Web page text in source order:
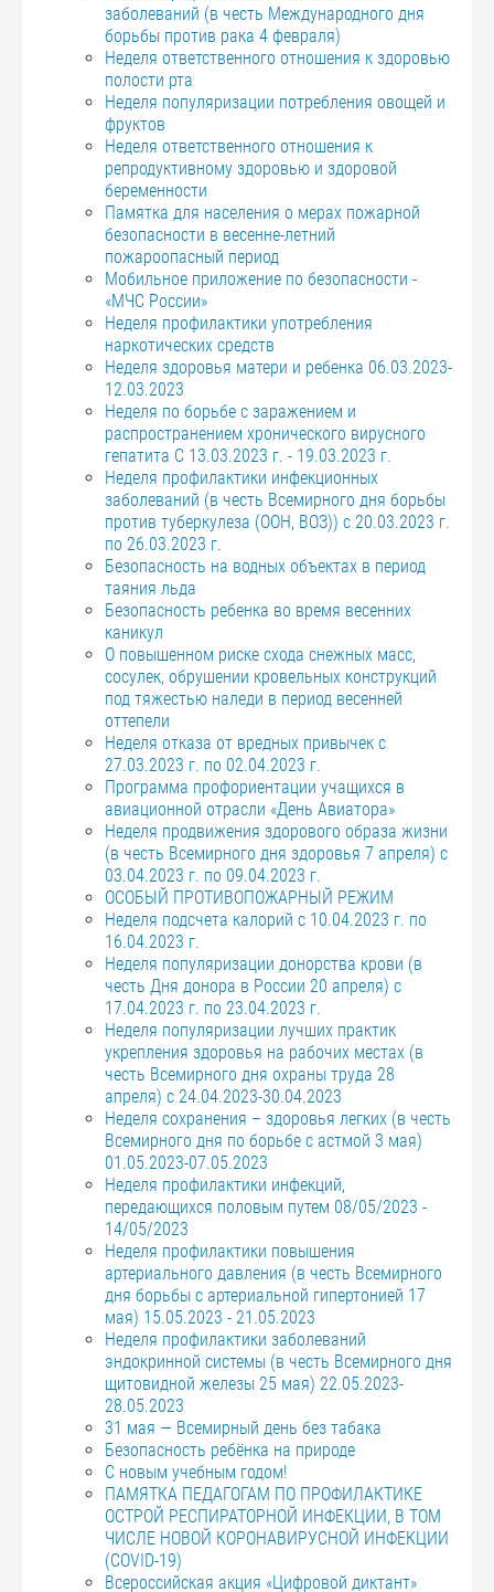
заболеваний (в честь Международного дня
борьбы против рака 4 февраля)
Неделя ответственного отношения к здоровью
полости рта
Неделя популяризации потребления овощей и
фруктов
Неделя ответственного отношения к
репродуктивному здоровью и здоровой
беременности
Памятка для населения о мерах пожарной
безопасности в весенне-летний
пожароопасный период
Мобильное приложение по безопасности -
«МЧС России»
Неделя профилактики употребления
наркотических средств
Неделя здоровья матери и ребенка 06.03.2023-
12.03.2023
Неделя по борьбе с заражением и
распространением хронического вирусного
гепатита С 13.03.2023 г. - 19.03.2023 г.
Неделя профилактики инфекционных
заболеваний (в честь Всемирного дня борьбы
против туберкулеза (ООН, ВОЗ)) с 20.03.2023 г.
по 26.03.2023 г.
Безопасность на водных объектах в период
таяния льда
Безопасность ребенка во время весенних
каникул
О повышенном риске схода снежных масс,
сосулек, обрушении кровельных конструкций
под тяжестью наледи в период весенней
оттепели
Неделя отказа от вредных привычек с
27.03.2023 г. по 02.04.2023 г.
Программа профориентации учащихся в
авиационной отрасли «День Авиатора»
Неделя продвижения здорового образа жизни
(в честь Всемирного дня здоровья 7 апреля) с
03.04.2023 г. по 09.04.2023 г.
ОСОБЫЙ ПРОТИВОПОЖАРНЫЙ РЕЖИМ
Неделя подсчета калорий с 10.04.2023 г. по
16.04.2023 г.
Неделя популяризации донорства крови (в
честь Дня донора в России 20 апреля) с
17.04.2023 г. по 23.04.2023 г.
Неделя популяризации лучших практик
укрепления здоровья на рабочих местах (в
честь Всемирного дня охраны труда 28
апреля) с 24.04.2023-30.04.2023
Неделя сохранения – здоровья легких (в честь
Всемирного дня по борьбе с астмой 3 мая)
01.05.2023-07.05.2023
Неделя профилактики инфекций,
передающихся половым путем 08/05/2023 -
14/05/2023
Неделя профилактики повышения
артериального давления (в честь Всемирного
дня борьбы с артериальной гипертонией 17
мая) 15.05.2023 - 21.05.2023
Неделя профилактики заболеваний
эндокринной системы (в честь Всемирного дня
щитовидной железы 25 мая) 22.05.2023-
28.05.2023
31 мая — Всемирный день без табака
Безопасность ребёнка на природе
С новым учебным годом!
ПАМЯТКА ПЕДАГОГАМ ПО ПРОФИЛАКТИКЕ
ОСТРОЙ РЕСПИРАТОРНОЙ ИНФЕКЦИИ, В ТОМ
ЧИСЛЕ НОВОЙ КОРОНАВИРУСНОЙ ИНФЕКЦИИ
(COVID-19)
Всероссийская акция «Цифровой диктант»